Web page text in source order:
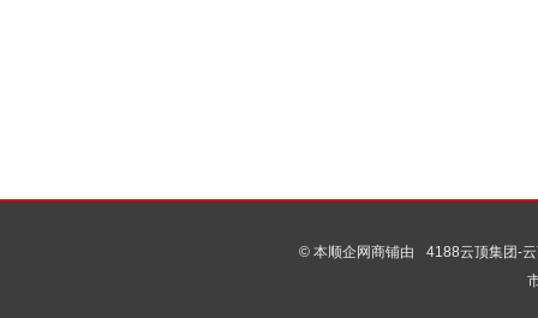
© 本顺企网商铺由
4188云顶集团-